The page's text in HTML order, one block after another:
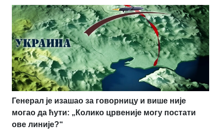
Генерал је изашао за говорницу и више није
могао да ћути: „Колико црвеније могу постати
ове линије?“